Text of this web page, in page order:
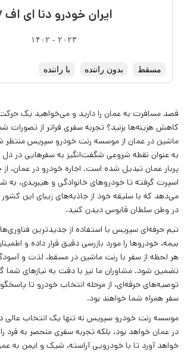
ایران خودرو دنا ای اف ۷
۲۰۲۳ - ۱۴۰۲
مسقط بدون راننده با راننده
قصد مسافرت به عمان را دارید و می‌خواهید یک حرکت
کاهش هزینه‌ها بزنید؟ تجربه سفری فراتر از تصورات
ماشین در عمان از موسسه رنت خودرو سپریس
به عنوان نقطه شروعی شگفت‌انگیز به سفرهایی در دل
پربار عمان تبدیل شده است. اجاره خودرو در عمان،
اسپرت گرفته تا خودروهای خانوادگی و هیبریدی، به
می‌دهد که با سلیقه خود از جاذبه‌های زیبای این
در وطن سلطان قابوس دیدن کنید.
تیم حرفه‌ای سپریس با استفاده از جدیدترین
بیمه، خودروها را مورد بازرسی دقیق قرار داده و
هر لحظه از سفر با رنت ماشین در مسقط، لذت و
تضمین شود. مشاوران ما نیز با دقت به نیازهای شما
توصیه‌های حرفه‌ای، از مرحله انتخاب خودرو تا
سفر همراه شما خواهند بود.
موسسه رنت خودرو سپریس نه تنها یک انتخاب عالی در
در عمان خواهد بود، بلکه تجربه سفری منحصر به فرد را
خواهد آورد تا با خودرویی آراسته، شیک و ایمن به